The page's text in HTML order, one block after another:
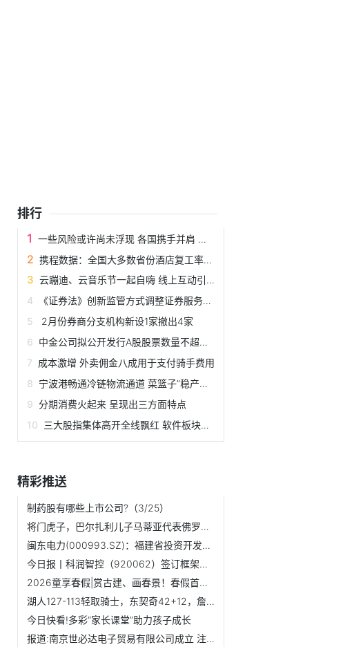
排行
一些风险或许尚未浮现 各国携手并肩 应对5G安全挑战
携程数据：全国大多数省份酒店复工率已达80%
云蹦迪、云音乐节一起自嗨 线上互动引来新思考
《证券法》创新监管方式调整证券服务业务
2月份券商分支机构新设1家撤出4家
中金公司拟公开发行A股股票数量不超过45858.9万股
成本激增 外卖佣金八成用于支付骑手费用
宁波港畅通冷链物流通道 菜篮子”稳产保供工
分期消费火起来 呈现出三方面特点
三大股指集体高开全线飘红 软件板块表现抢眼
精彩推送
制药股有哪些上市公司?（3/25）
将门虎子，巴尔扎利儿子马蒂亚代表佛罗伦萨U16上演帽子戏法
闽东电力(000993.SZ)：福建省投资开发集团拟减持1%股份-每日热闻
今日报丨科润智控（920062）签订框架协议 金额约为1.3亿元
2026童享春假|赏古建、画春景！春假首日南师大随园校区亲子打...
湖人127-113轻取骑士，东契奇42+12，詹姆斯14+5+6，哈登17分 当前热讯
今日快看!多彩“家长课堂”助力孩子成长
报道:南京世必达电子贸易有限公司成立 注册资本100万人民币